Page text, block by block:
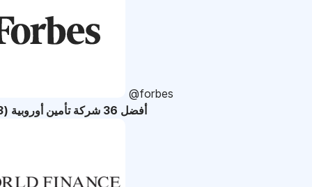
@forbes
أفضل 36 شركة تأمين أوروبية (2023)